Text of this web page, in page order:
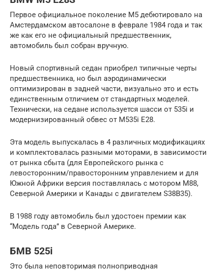
Первое официальное поколение M5 дебютировало на
Амстердамском автосалоне в феврале 1984 года и так
же как его не официальный предшественник,
автомобиль был собран вручную.
Новый спортивный седан приобрел типичные черты
предшественника, но был аэродинамически
оптимизирован в задней части, визуально это и есть
единственным отличием от стандартных моделей.
Технически, на седане используется шасси от 535i и
модернизированный обвес от M535i E28.
Эта модель выпускалась в 4 различных модификациях
и комплектовалась разными моторами, в зависимости
от рынка сбыта (для Европейского рынка с
левосторонним/правосторонним управлением и для
Южной Африки версия поставлялась с мотором M88,
Северной Америки и Канады с двигателем S38B35).
В 1988 году автомобиль был удостоен премии как
“Модель года” в Северной Америке.
БМВ 525і
Это была неповторимая полноприводная